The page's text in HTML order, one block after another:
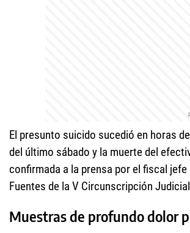
El presunto suicido sucedió en horas
del último sábado y la muerte del
confirmada a la prensa por el fiscal jefe
Fuentes de la V Circunscripción
Muestras de profundo dolor